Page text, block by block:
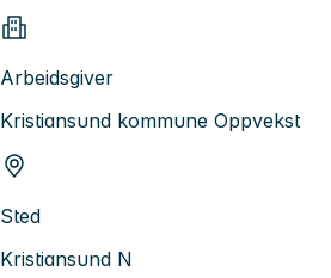
Arbeidsgiver
Kristiansund kommune Oppvekst
Sted
Kristiansund N